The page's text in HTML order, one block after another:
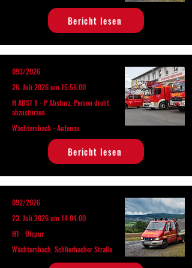
Bericht lesen
093/2026
26. Juli 2026 um 15:56:00
H ABST Y - P Absturz, Person droht
abzustürzen
Wächtersbach - Aufenau
Bericht lesen
092/2026
23. Juli 2026 um 14:04:00
H1 - Ölspur
Wächtersbach, Schlierbacher Straße